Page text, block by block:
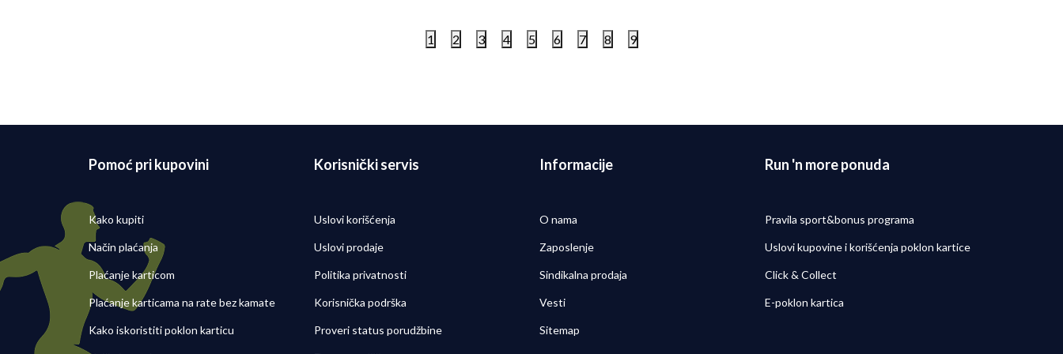
1 2 3 4 5 6 7 8 9
Pomoć pri kupovini
Kako kupiti
Način plaćanja
Plaćanje karticom
Plaćanje karticama na rate bez kamate
Kako iskoristiti poklon karticu
Korisnički servis
Uslovi korišćenja
Uslovi prodaje
Politika privatnosti
Korisnička podrška
Proveri status porudžbine
Informacije
O nama
Zaposlenje
Sindikalna prodaja
Vesti
Sitemap
Run 'n more ponuda
Pravila sport&bonus programa
Uslovi kupovine i korišćenja poklon kartice
Click & Collect
E-poklon kartica